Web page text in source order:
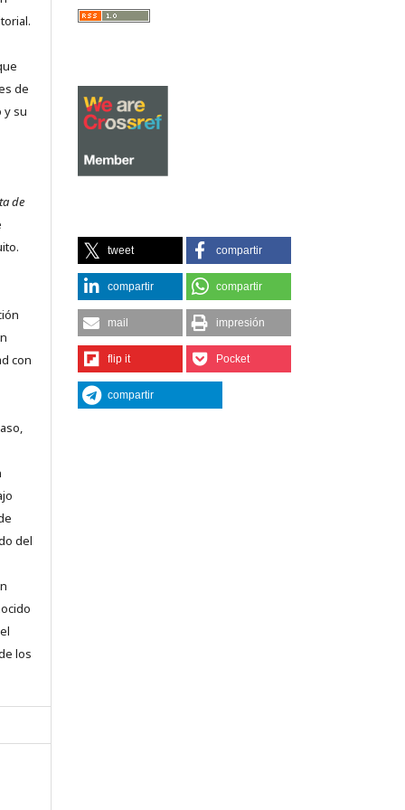
de
y su
de
con
del
los
tweet compartir
compartir compartir
mail impresión
flip it Pocket
compartir